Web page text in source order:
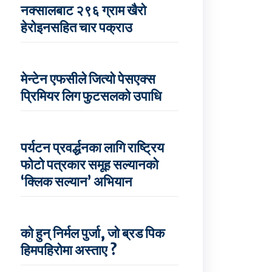
नक्सालबाट २९६ ग्राम खैरो
हेरोइनसहित चार पक्राउ
मेन्टेन एफसीले जित्यो पेसएक्स
प्रिमियर लिग फुटसलको उपाधि
पर्यटन प्रवर्द्धनका लागि राष्ट्रिय
फोटो पत्रकार समूह सल्यानको
‘क्लिक सल्यान’ अभियान
को हुन् निर्मल पुर्जा, जो ब्रड पिक
हिमपहिरोमा अस्ताए ?